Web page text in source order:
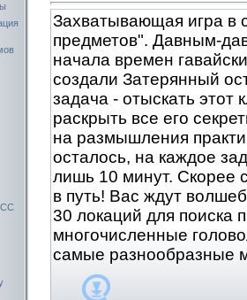
Захватывающая игра в
предметов". Давным-
начала времен
создали Затерянный
задача - отыскать этот
раскрыть все его
на размышления
осталось, на каждое
лишь 10 минут. Скорее
в путь! Вас ждут
30 локаций для поиска
многочисленные
самые разнообразные